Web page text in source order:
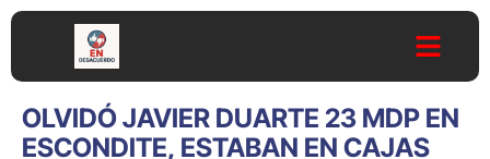
OLVIDÓ JAVIER DUARTE 23 MDP EN
ESCONDITE, ESTABAN EN CAJAS